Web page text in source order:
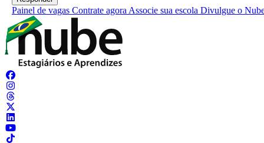
Painel de vagas Contrate agora Associe sua escola Divulgue o